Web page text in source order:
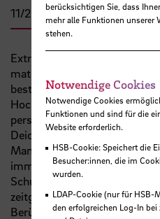
11/2014 - 10/2017
Extreme
materieller und personeller
bestehender Deichlinien
Hochwasserfall erforderlich
personellen und materiellen
Deichverteidigung Zeit, die
Mangelware ist. So kommt
immer wieder zu
Schutzmaßnahmen nicht in
zeitgerecht vor Ort eingesetzt
Berücksichtigung dieser
berücksichtigen Sie, dass
mehr alle Funktionen unserer
stehen.
Notwendige Cookies
Notwendige Cookies
Funktionen und sind für die
Website erforderlich.
HSB-Cookie: Speichert die
Besucher:innen, die im
wurden.
LDAP-Cookie (nur für HSB-
den erfolgreichen Log-In